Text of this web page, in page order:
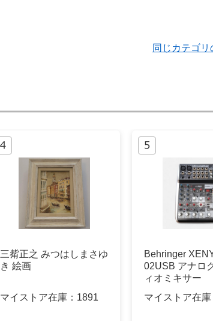
同じカテゴ
三觜正之 みつはしまさゆ
き 絵画
マイストア在庫： 1891
Behringer
02USB アナロ
ィオミキサー
マイストア在庫